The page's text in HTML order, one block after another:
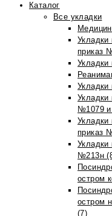
Каталог
Все укладки
приказ
Укладки
Укладки
Укладки
№1079
Укладки
приказ
Укладки
№213н
остром
остром
(7)